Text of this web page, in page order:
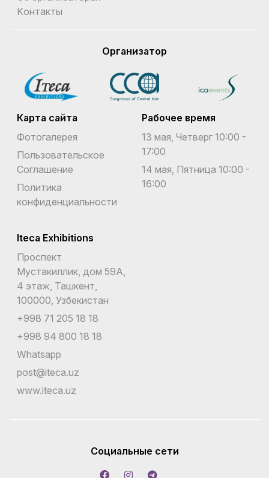
Kонтакты
Организатор
Карта сайта
Фотогалерея
Пользовательское
Соглашение
Политика
конфиденциальности
Рабочее время
13 мая, Четверг 10:00 -
17:00
14 мая, Пятница 10:00 -
16:00
Iteca Exhibitions
Проспект
Мустакиллик, дом 59А,
4 этаж, Ташкент,
100000, Узбекистан
+998 71 205 18 18
+998 94 800 18 18
Whatsapp
post@iteca.uz
www.iteca.uz
Социальные сети